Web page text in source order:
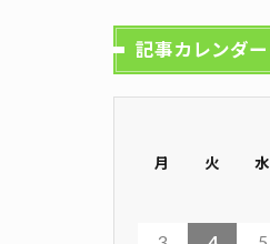
記事カレンダー
月 火 水